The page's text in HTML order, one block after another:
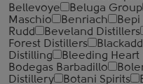
Bellevoye
Beluga Group
Maschio
Benriach Bepi
Rudd
Beveland Distillers
Forest Distillers
Distilling
Bleeding
Bodegas Barbadillo
Distillery
Botani Spirits